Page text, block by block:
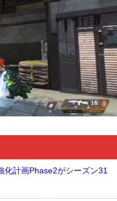
化計画Phase2がシーズン31